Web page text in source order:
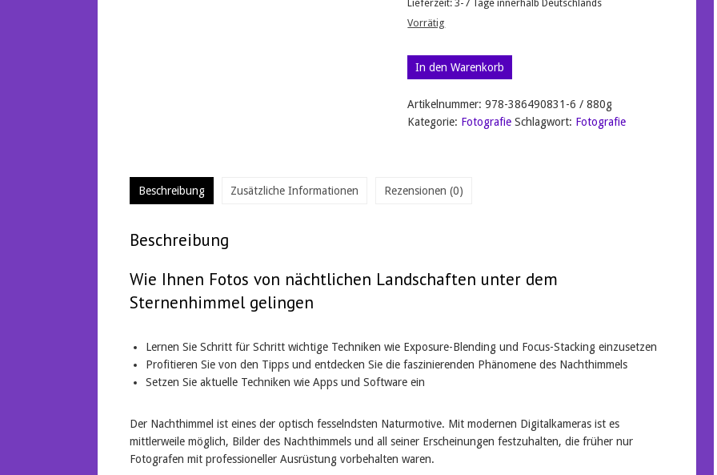
Lieferzeit:3-7 Tage innerhalb Deutschlands
Vorrätig
Astro-
Landschaftsfotografie:
Sternenhimmel
über
In den Warenkorb
Artikelnummer:978-386490831-6 / 880g
Kategorie: Fotografie Schlagwort: Fotografie
Beschreibung Zusätzliche Informationen Rezensionen (0)
Beschreibung
Wie Ihnen Fotos von nächtlichen Landschaften unter dem
Sternenhimmel gelingen
Lernen Sie Schritt für Schritt wichtige Techniken wie Exposure-Blending und Focus-Stacking einzusetzen
Profitieren Sie von den Tipps und entdecken Sie die faszinierenden Phänomene des Nachthimmels
Setzen Sie aktuelle Techniken wie Apps und Software ein
Der Nachthimmel ist eines der optisch fesselndsten Naturmotive. Mit modernen Digitalkameras ist es
mittlerweile möglich, Bilder des Nachthimmels und all seiner Erscheinungen festzuhalten, die früher nur
Fotografen mit professioneller Ausrüstung vorbehalten waren.